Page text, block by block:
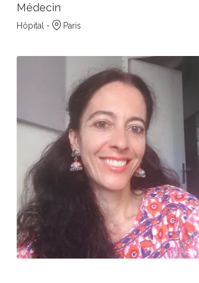
Médecin
Hôpital - Paris